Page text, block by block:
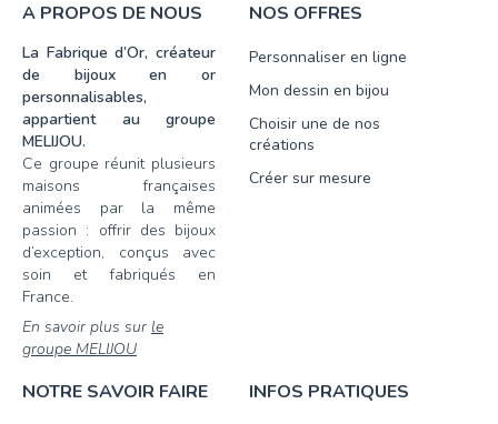
A PROPOS DE NOUS
La Fabrique d’Or, créateur
de bijoux en or
personnalisables,
appartient au groupe
MELIJOU.
Ce groupe réunit plusieurs
maisons françaises
animées par la même
passion : offrir des bijoux
d’exception, conçus avec
soin et fabriqués en
France.
En savoir plus sur le
groupe MELIJOU
NOS OFFRES
Personnaliser en ligne
Mon dessin en bijou
Choisir une de nos
créations
Créer sur mesure
NOTRE SAVOIR FAIRE INFOS PRATIQUES